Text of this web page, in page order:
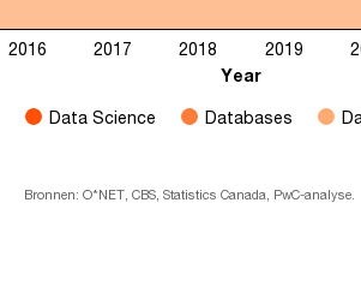
Year
Data Science Databases
2016 2017 2018 2019
Bronnen: O*NET, CBS, Statistics Canada, PwC-analyse.